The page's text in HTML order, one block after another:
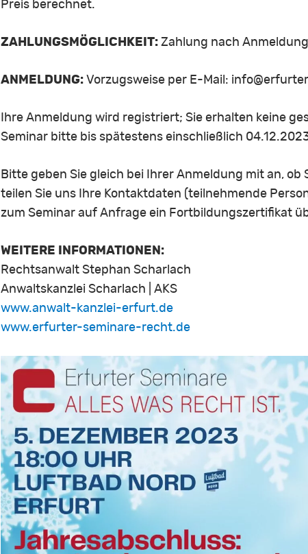
Preis berechnet.
ZAHLUNGSMÖGLICHKEIT: Zahlung nach
ANMELDUNG: Vorzugsweise per E-Mail:
Ihre Anmeldung wird registriert; Sie erhalten keine
Seminar bitte bis spätestens einschließlich
Bitte geben Sie gleich bei Ihrer Anmeldung mit an,
teilen Sie uns Ihre Kontaktdaten (teilnehmende
zum Seminar auf Anfrage ein Fortbildungszertifikat
WEITERE INFORMATIONEN:
Rechtsanwalt Stephan Scharlach
Anwaltskanzlei Scharlach | AKS
www.anwalt-kanzlei-erfurt.de
www.erfurter-seminare-recht.de